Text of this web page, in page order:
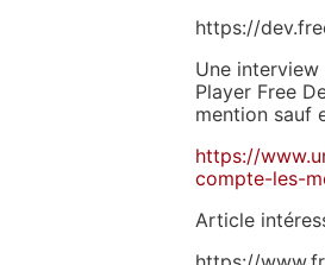
https://
Une
Player Free
mention sauf
https://
compte-les-
Article